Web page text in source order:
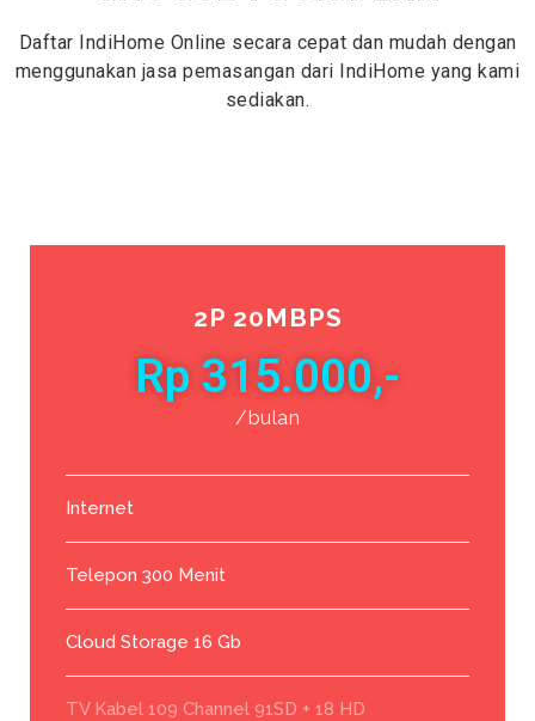
Daftar IndiHome Online secara cepat dan mudah dengan
menggunakan jasa pemasangan dari IndiHome yang kami
sediakan.
2P 20MBPS
Rp 315.000,-
/bulan
Internet
Telepon 300 Menit
Cloud Storage 16 Gb
TV Kabel 109 Channel 91SD + 18 HD